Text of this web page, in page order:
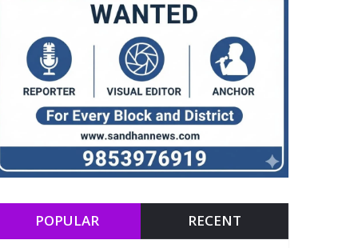
POPULAR RECENT